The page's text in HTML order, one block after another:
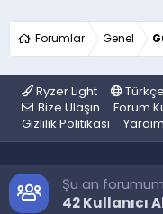
Forumlar Genel
Ryzer Light
Bize Ulaşın
Forum
Gizlilik Politikası
Yardım
Şu an
42 Kullanıcı